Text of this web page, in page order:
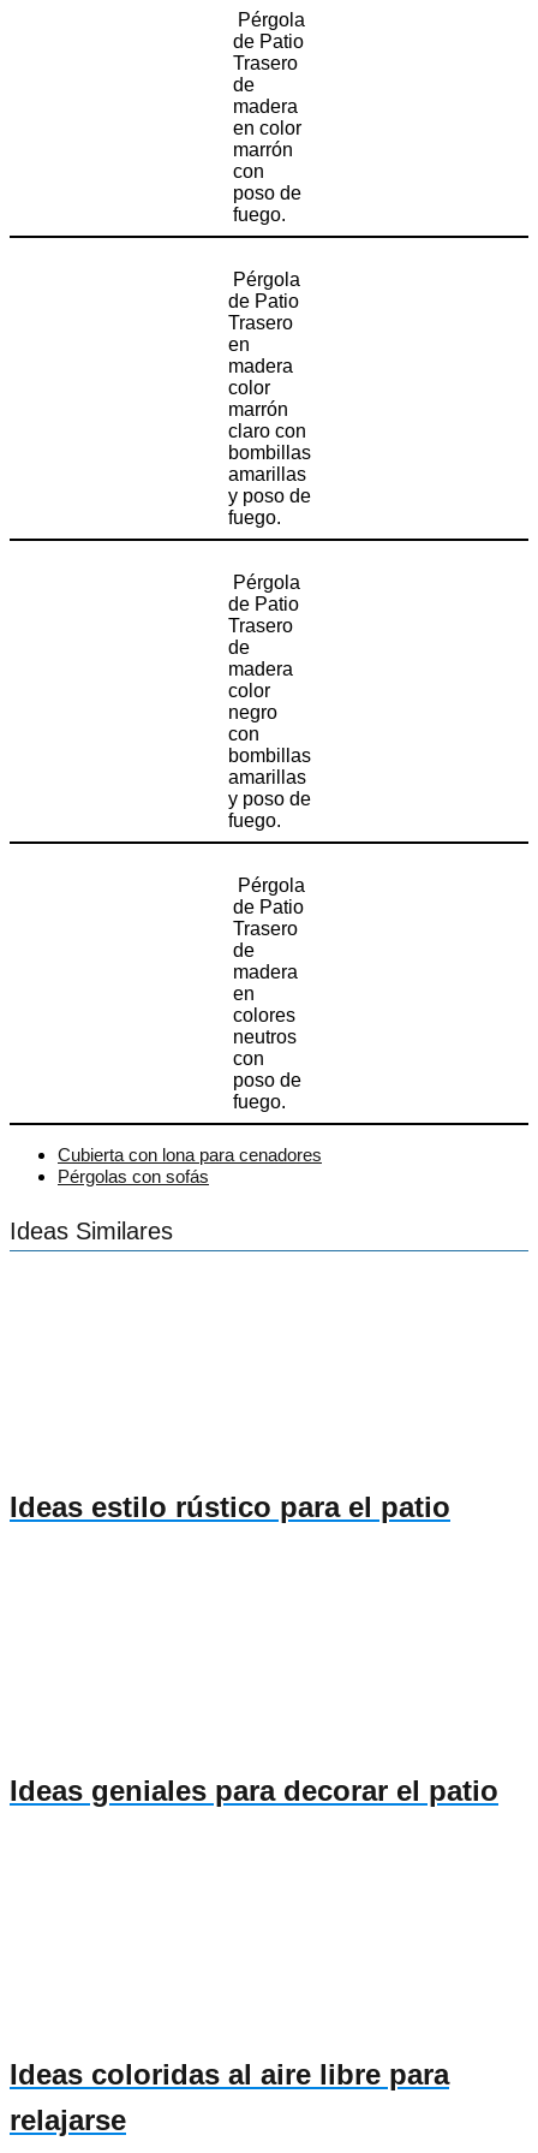
Pérgola
de Patio
Trasero
de
madera
en color
marrón
con
poso de
fuego.
Pérgola
de Patio
Trasero
en
madera
color
marrón
claro con
bombillas
amarillas
y poso de
fuego.
Pérgola
de Patio
Trasero
de
madera
color
negro
con
bombillas
amarillas
y poso de
fuego.
Pérgola
de Patio
Trasero
de
madera
en
colores
neutros
con
poso de
fuego.
Cubierta con lona para cenadores
Pérgolas con sofás
Ideas Similares
Ideas estilo rústico para el patio
Ideas geniales para decorar el patio
Ideas coloridas al aire libre para
relajarse